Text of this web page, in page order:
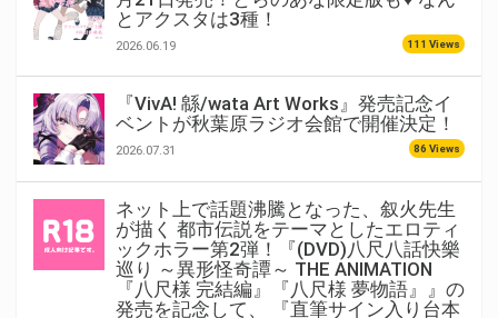
とアクスタは3種！
2026.06.19 111 Views
『VivA! 緜/wata Art Works』発売記念イ
ベントが秋葉原ラジオ会館で開催決定！
2026.07.31 86 Views
ネット上で話題沸騰となった、叙火先生
が描く 都市伝説をテーマとしたエロティ
ックホラー第2弾！『(DVD)八尺八話快樂
巡り ～異形怪奇譚～ THE ANIMATION
『八尺様 完結編』『八尺様 夢物語』』の
発売を記念して、 『直筆サイン入り台本